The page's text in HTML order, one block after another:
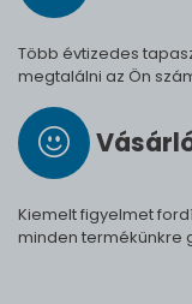
Több évtizedes
megtalálni az Ön
Kiemelt figyelmet
minden termékünkre